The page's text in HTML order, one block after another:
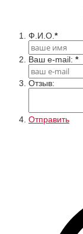
Ф.И.О. *
Ваш e-mail: *
Отзыв:
Отправить